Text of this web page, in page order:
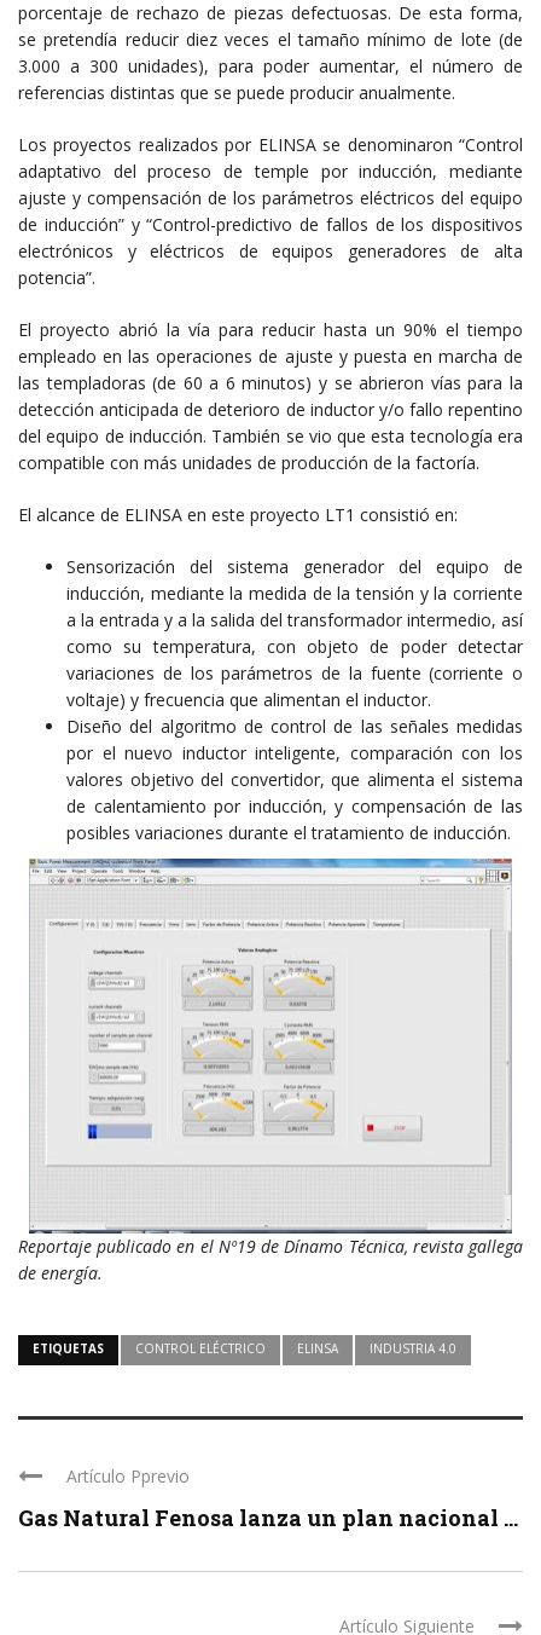
porcentaje de rechazo de piezas defectuosas. De esta forma,
se pretendía reducir diez veces el tamaño mínimo de lote (de
3.000 a 300 unidades), para poder aumentar, el número de
referencias distintas que se puede producir anualmente.
Los proyectos realizados por ELINSA se denominaron “Control
adaptativo del proceso de temple por inducción, mediante
ajuste y compensación de los parámetros eléctricos del equipo
de inducción” y “Control-predictivo de fallos de los dispositivos
electrónicos y eléctricos de equipos generadores de alta
potencia”.
El proyecto abrió la vía para reducir hasta un 90% el tiempo
empleado en las operaciones de ajuste y puesta en marcha de
las templadoras (de 60 a 6 minutos) y se abrieron vías para la
detección anticipada de deterioro de inductor y/o fallo repentino
del equipo de inducción. También se vio que esta tecnología era
compatible con más unidades de producción de la factoría.
El alcance de ELINSA en este proyecto LT1 consistió en:
Sensorización del sistema generador del equipo de
inducción, mediante la medida de la tensión y la corriente
a la entrada y a la salida del transformador intermedio, así
como su temperatura, con objeto de poder detectar
variaciones de los parámetros de la fuente (corriente o
voltaje) y frecuencia que alimentan el inductor.
Diseño del algoritmo de control de las señales medidas
por el nuevo inductor inteligente, comparación con los
valores objetivo del convertidor, que alimenta el sistema
de calentamiento por inducción, y compensación de las
posibles variaciones durante el tratamiento de inducción.
Reportaje publicado en el Nº19 de Dínamo Técnica, revista gallega
de energía.
ETIQUETAS CONTROL ELÉCTRICO ELINSA INDUSTRIA 4.0
Artículo Pprevio
Gas Natural Fenosa lanza un plan nacional ...
Artículo Siguiente